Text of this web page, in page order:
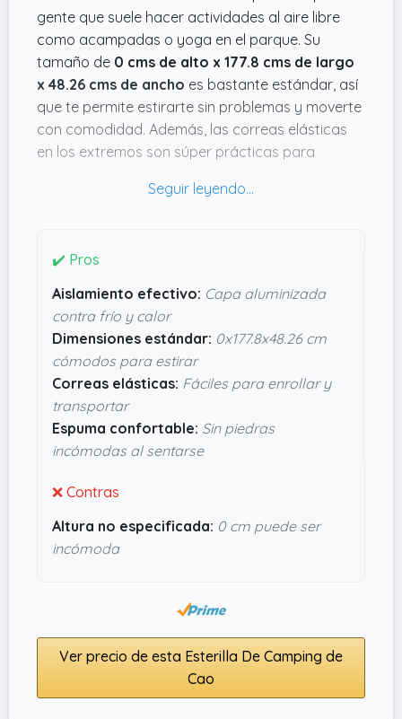
gente que suele hacer actividades al aire libre
como acampadas o yoga en el parque. Su
tamaño de 0 cms de alto x 177.8 cms de largo
x 48.26 cms de ancho es bastante estándar, así
que te permite estirarte sin problemas y moverte
con comodidad. Además, las correas elásticas
en los extremos son súper prácticas para
lo que viene genial cuando el terreno está
punto extra de confort al estar sentado o
tumbado, nada de tener que buscar mil y una
piedras para arreglar la postura. En resumen,
parece una opción fiable si quieres algo
funcional para salir y no complicarte, sin andar
con esterillas baratas que sean un desastre.
✔️ Pros
Aislamiento efectivo: Capa aluminizada
contra frío y calor
Dimensiones estándar: 0x177.8x48.26 cm
cómodos para estirar
Correas elásticas: Fáciles para enrollar y
transportar
Espuma confortable: Sin piedras
incómodas al sentarse
❌ Contras
Altura no especificada: 0 cm puede ser
incómoda
Ver precio de esta Esterilla De Camping de
Cao